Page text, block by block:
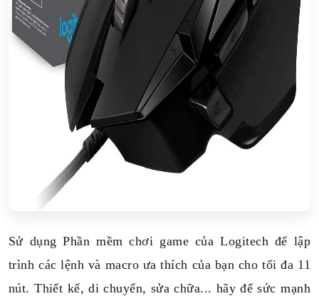
Sử dụng Phần mềm chơi game của Logitech để lập
trình các lệnh và macro ưa thích của bạn cho tối đa 11
nút. Thiết kế, di chuyển, sửa chữa... hãy để sức mạnh